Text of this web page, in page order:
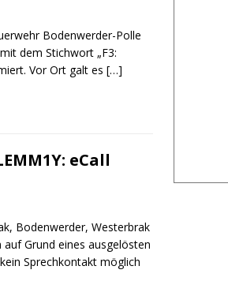
Bodenwerder-Polle
dem Stichwort „F3:
Vor Ort galt es […]
eCall
Bodenwerder, Westerbrak
Grund eines ausgelösten
Sprechkontakt möglich